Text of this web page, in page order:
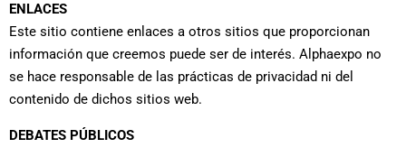
ENLACES
Este sitio contiene enlaces a otros sitios que proporcionan
información que creemos puede ser de interés. Alphaexpo no
se hace responsable de las prácticas de privacidad ni del
contenido de dichos sitios web.
DEBATES PÚBLICOS